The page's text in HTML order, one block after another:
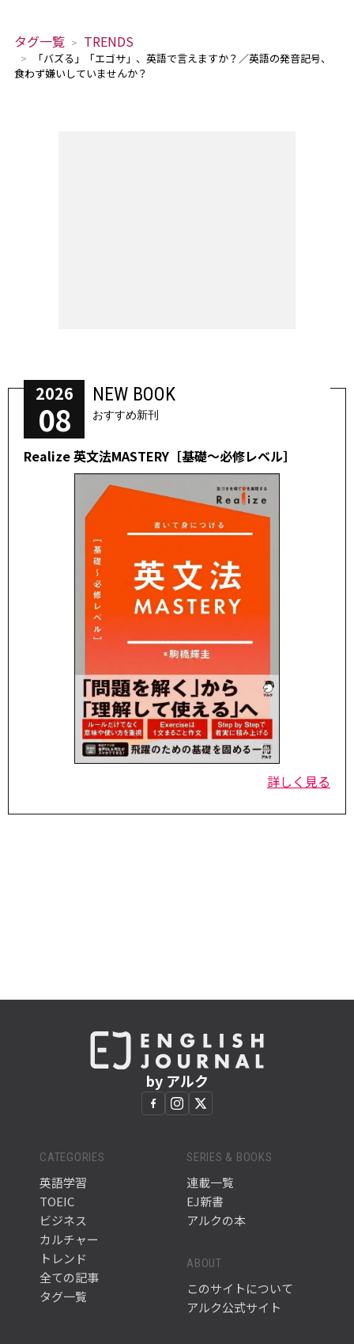
タグ一覧 TRENDS
「バズる」「エゴサ」、英語で言えますか？／英語の発音記号、
食わず嫌いしていませんか？
2026
08
NEW BOOK
おすすめ新刊
Realize 英文法MASTERY［基礎～必修レベル］
詳しく見る
by アルク
CATEGORIES
英語学習
TOEIC
ビジネス
カルチャー
トレンド
全ての記事
タグ一覧
SERIES & BOOKS
連載一覧
EJ新書
アルクの本
ABOUT
このサイトについて
アルク公式サイト